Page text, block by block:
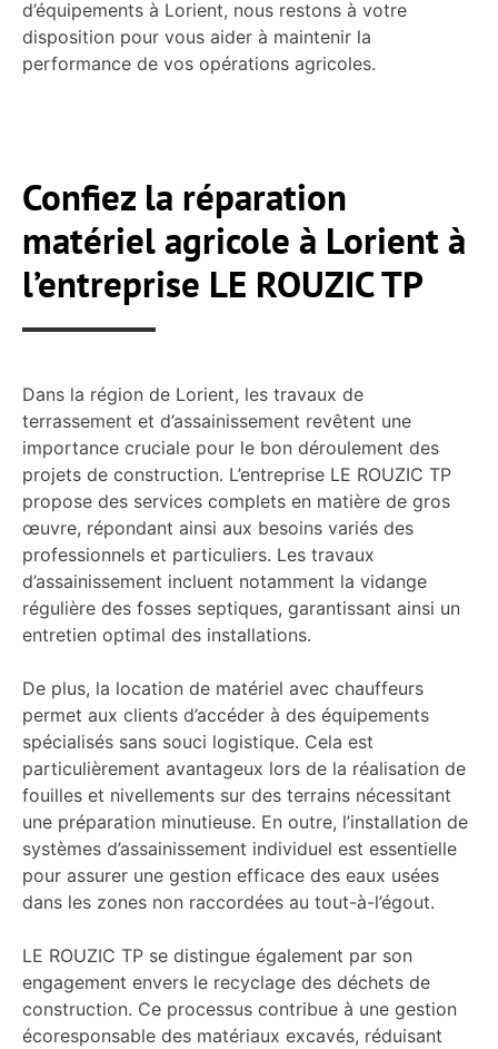
d’équipements à Lorient, nous restons à votre
disposition pour vous aider à maintenir la
performance de vos opérations agricoles.
Confiez la réparation
matériel agricole à Lorient à
l’entreprise LE ROUZIC TP
Dans la région de Lorient, les travaux de
terrassement et d’assainissement revêtent une
importance cruciale pour le bon déroulement des
projets de construction. L’entreprise LE ROUZIC TP
propose des services complets en matière de gros
œuvre, répondant ainsi aux besoins variés des
professionnels et particuliers. Les travaux
d’assainissement incluent notamment la vidange
régulière des fosses septiques, garantissant ainsi un
entretien optimal des installations.
De plus, la location de matériel avec chauffeurs
permet aux clients d’accéder à des équipements
spécialisés sans souci logistique. Cela est
particulièrement avantageux lors de la réalisation de
fouilles et nivellements sur des terrains nécessitant
une préparation minutieuse. En outre, l’installation de
systèmes d’assainissement individuel est essentielle
pour assurer une gestion efficace des eaux usées
dans les zones non raccordées au tout-à-l’égout.
LE ROUZIC TP se distingue également par son
engagement envers le recyclage des déchets de
construction. Ce processus contribue à une gestion
écoresponsable des matériaux excavés, réduisant